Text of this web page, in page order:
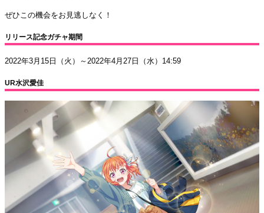
ぜひこの機会をお見逃しなく！
リリース記念ガチャ期間
2022年3月15日（火）～2022年4月27日（水）14:59
UR水沢愛佳